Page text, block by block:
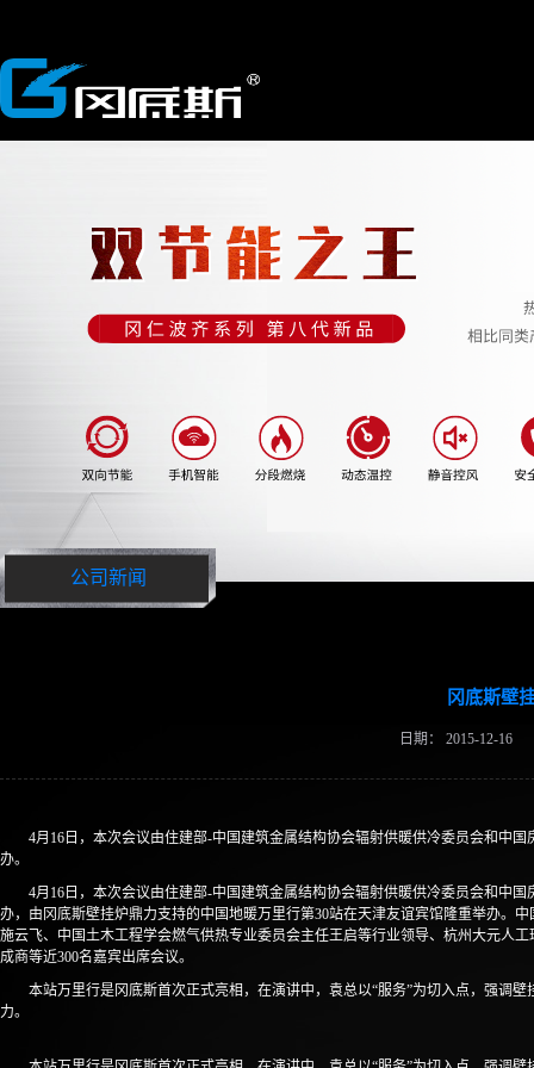
公司新闻
冈底斯壁
日期： 2015-12-16
4月16日，本次会议由住建部-中国建筑金属结构协会辐射供暖供冷委员会和中
办。
4月16日，本次会议由住建部-中国建筑金属结构协会辐射供暖供冷委员会和中
办，由冈底斯壁挂炉鼎力支持的中国地暖万里行第30站在天津友谊宾馆隆重举办。
施云飞、中国土木工程学会燃气供热专业委员会主任王启等行业领导、杭州大元人
成商等近300名嘉宾出席会议。
本站万里行是冈底斯首次正式亮相，在演讲中，袁总以“服务”为切入点，强调
力。